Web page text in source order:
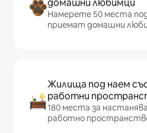
домашни любимци
Намерете 50 места
приемат домашни
Жилища под наем
работни
180 места за
работно